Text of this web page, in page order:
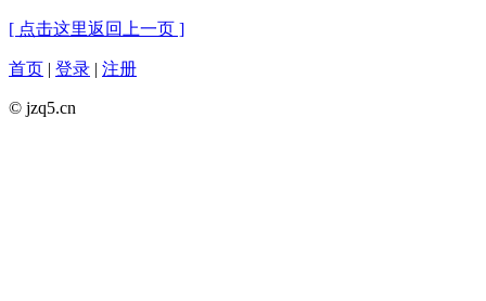
[ 点击这里返回上一页 ]
首页 | 登录 | 注册
© jzq5.cn